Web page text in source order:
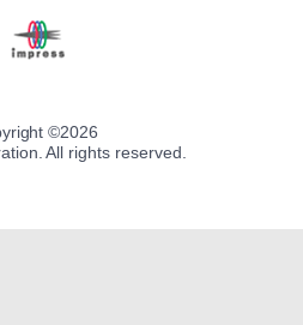
©2026
All rights reserved.